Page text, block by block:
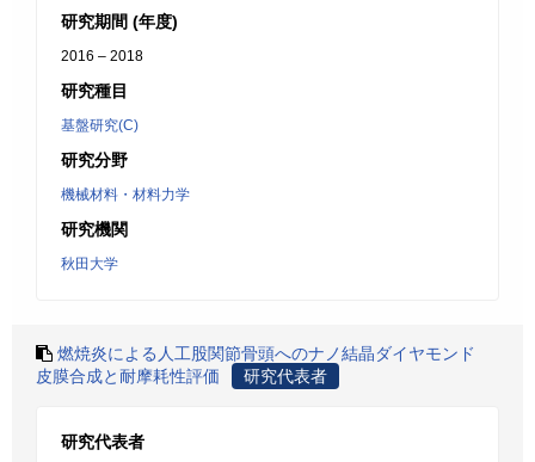
研究期間 (年度)
2016 – 2018
研究種目
基盤研究(C)
研究分野
機械材料・材料力学
研究機関
秋田大学
燃焼炎による人工股関節骨頭へのナノ結晶ダイヤモンド
皮膜合成と耐摩耗性評価
研究代表者
研究代表者